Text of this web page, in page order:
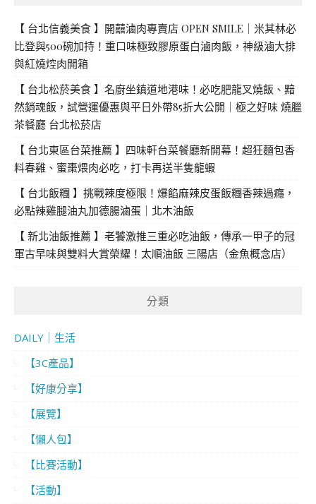
【 台北信義美食 】開囍滷肉專賣店 OPEN SMILE｜米其林必
比登與500碗加持！重口味極致膠原蛋白滷肉飯，神級滷大排
與紅燒焢肉開箱
【 台北松菸美食 】名廚坐鎮道地港味！必吃肥龍叉燒飯、黯
然銷魂飯，試營運優惠與平日外帶85折大公開｜極之好味 燒臘
茶餐廳 台北松菸店
【 台北東區台菜推薦 】四味軒台菜餐廳新開幕！超狂麵包香
料春雞、蜜棗煨肉必吃，打卡再送半隻龍蝦
【 台北飯糰 】挑戰辣度極限！爆餡麻辣皮蛋飯糰香辣過癮，
必點辣雞腿油丸加德腸滷蛋｜北木油飯
【 新北油飯推薦 】老饕激推三重必吃油飯，傳承一甲子的冠
軍古早味與雙料大賞榮耀！太順油飯 三陽店（金魚概念店）
分類
DAILY｜生活
【3C產品】
【好康分享】
【展覽】
【懶人包】
【比賽活動】
【活動】